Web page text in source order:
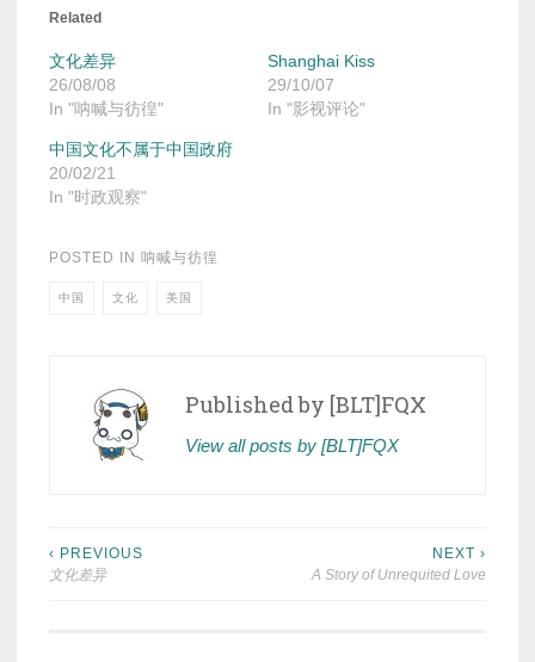
Related
文化差异
26/08/08
In "呐喊与彷徨"
Shanghai Kiss
29/10/07
In "影视评论"
中国文化不属于中国政府
20/02/21
In "时政观察"
POSTED IN 呐喊与彷徨
中国 文化 美国
Published by [BLT]FQX
View all posts by [BLT]FQX
Post
‹ PREVIOUS
文化差异
NEXT ›
A Story of Unrequited Love